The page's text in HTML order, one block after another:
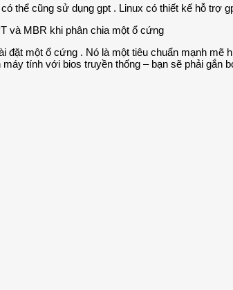
thể cũng sử dụng gpt . Linux có thiết kế hỗ trợ
đặt một ổ cứng . Nó là một tiêu chuẩn mạnh
tính với bios truyền thống – bạn sẽ phải gắn